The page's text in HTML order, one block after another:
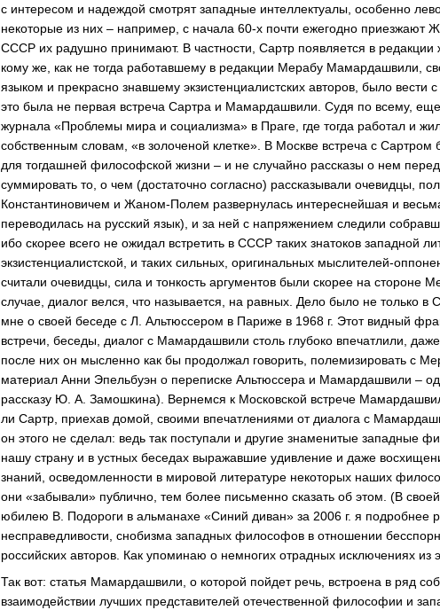
с интересом и надеждой смотрят западные интеллектуалы, особенно
некоторые из них – например, с начала 60-х почти ежегодно
СССР их радушно принимают. В частности, Сартр появляется в
кому же, как не тогда работавшему в редакции Мерабу Мамардашвили,
языком и прекрасно знавшему экзистенциалистских авторов, было вести
это была не первая встреча Сартра и Мамардашвили. Судя по всему,
журнала «Проблемы мира и социализма» в Праге, где тогда работал и
собственным словам, «в золоченой клетке». В Москве встреча с
для тогдашней философской жизни – и не случайно рассказы о нем
суммировать то, о чем (достаточно согласно) рассказывали очевидцы,
Константиновичем и Жаном-Полем развернулась интереснейшая и
переводилась на русский язык), и за ней с напряжением следили
ибо скорее всего не ожидал встретить в СССР таких знатоков западной
экзистенциалистской, и таких сильных, оригинальных мыслителей-
считали очевидцы, сила и тонкость аргументов были скорее на стороне
случае, диалог велся, что называется, на равных. Дело было не только
мне о своей беседе с Л. Альтюссером в Париже в 1968 г. Этот видный
встречи, беседы, диалог с Мамардашвили столь глубоко впечатлили,
после них он мысленно как бы продолжал говорить, полемизировать с
материал Анни Эпельбуэн о переписке Альтюссера и Мамардашвили –
рассказу Ю. А. Замошкина). Вернемся к Московской встрече
ли Сартр, приехав домой, своими впечатлениями от диалога с
он этого не сделал: ведь так поступали и другие знаменитые западные
нашу страну и в устных беседах выражавшие удивление и даже
знаний, осведомленности в мировой литературе некоторых наших
они «забывали» публично, тем более письменно сказать об этом. (В
юбилею В. Подороги в альманахе «Синий диван» за 2006 г. я подробнее
несправедливости, снобизма западных философов в отношении
российских авторов. Как упоминаю о немногих отрадных исключениях из
Так вот: статья Мамардашвили, о которой пойдет речь, встроена в ряд
взаимодействии лучших представителей отечественной философии и